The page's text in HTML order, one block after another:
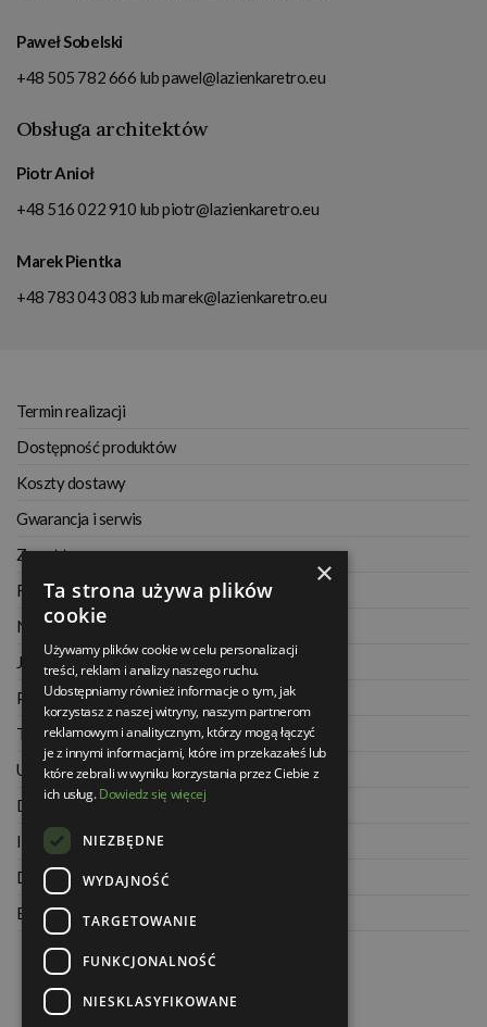
Paweł Sobelski
+48 505 782 666 lubpawel@lazienkaretro.eu
Obsługa architektów
Piotr Anioł
+48 516 022 910 lubpiotr@lazienkaretro.eu
Marek Pientka
+48 783 043 083 lubmarek@lazienkaretro.eu
Termin realizacji
Dostępność produktów
Koszty dostawy
Gwarancja i serwis
Zwrot towaru
Regulamin
Najczęściej zadawane pytania
Jak kupować na raty
Polityka prywatności
Twoje zamówienia
Ustawienia konta
Dane kontaktowe
Informacje o firmie
Dla architektów
Blog
×
Ta strona używa plików
cookie
Używamy plików cookie w celu personalizacji
treści, reklam i analizy naszego ruchu.
Udostępniamy również informacje o tym, jak
korzystasz z naszej witryny, naszym partnerom
reklamowym i analitycznym, którzy mogą łączyć
je z innymi informacjami, które im przekazałeś lub
które zebrali w wyniku korzystania przez Ciebie z
ich usług.Dowiedz się więcej
NIEZBĘDNE
WYDAJNOŚĆ
TARGETOWANIE
FUNKCJONALNOŚĆ
NIESKLASYFIKOWANE